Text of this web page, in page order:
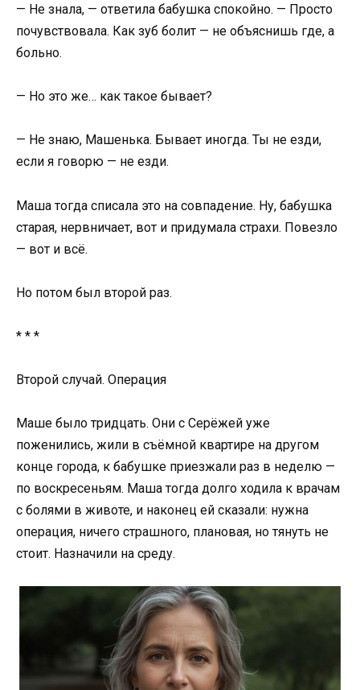
— Не знала, — ответила бабушка спокойно. — Просто
почувствовала. Как зуб болит — не объяснишь где, а
больно.
— Но это же… как такое бывает?
— Не знаю, Машенька. Бывает иногда. Ты не езди,
если я говорю — не езди.
Маша тогда списала это на совпадение. Ну, бабушка
старая, нервничает, вот и придумала страхи. Повезло
— вот и всё.
Но потом был второй раз.
* * *
Второй случай. Операция
Маше было тридцать. Они с Серёжей уже
поженились, жили в съёмной квартире на другом
конце города, к бабушке приезжали раз в неделю —
по воскресеньям. Маша тогда долго ходила к врачам
с болями в животе, и наконец ей сказали: нужна
операция, ничего страшного, плановая, но тянуть не
стоит. Назначили на среду.